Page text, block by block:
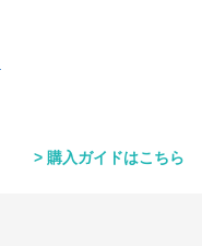
購入ガイドはこちら